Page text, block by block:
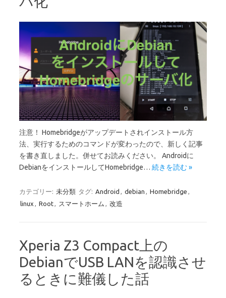
注意！ Homebridgeがアップデートされインストール方
法、実行するためのコマンドが変わったので、新しく記事
を書き直しました。併せてお読みください。 Androidに
DebianをインストールしてHomebridge… 続きを読む »
カテゴリー: 未分類 タグ: Android , debian , Homebridge ,
linux , Root, スマートホーム , 改造
Xperia Z3 Compact上の
DebianでUSB LANを認識させ
るときに難儀した話